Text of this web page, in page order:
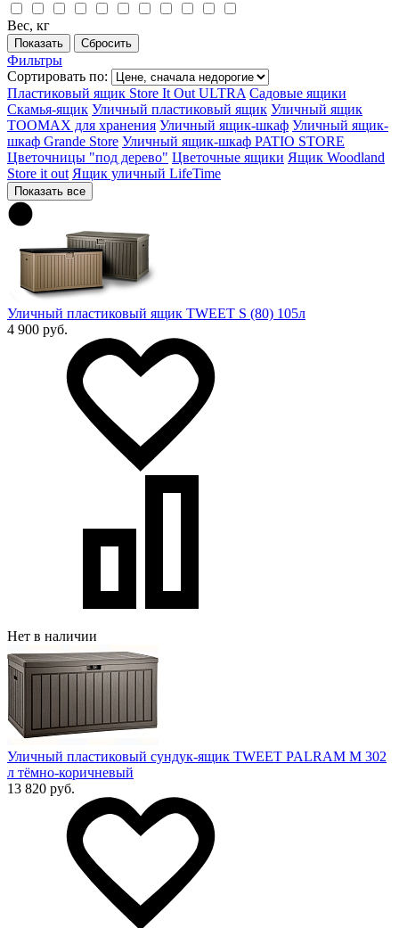
Вес, кг
Фильтры
Сортировать по:
Пластиковый ящик Store It Out ULTRA Садовые ящики
Скамья-ящик Уличный пластиковый ящик Уличный ящик
TOOMAX для хранения Уличный ящик-шкаф Уличный ящик-
шкаф Grande Store Уличный ящик-шкаф PATIO STORE
Цветочницы "под дерево" Цветочные ящики Ящик Woodland
Store it out Ящик уличный LifeTime
Показать все
Уличный пластиковый ящик TWEET S (80) 105л
4 900 руб.
Нет в наличии
Уличный пластиковый сундук-ящик TWEET PALRAM M 302
л тёмно-коричневый
13 820 руб.